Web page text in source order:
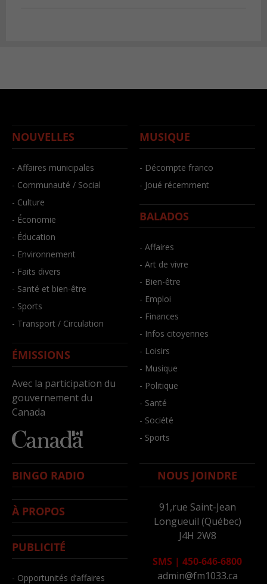
NOUVELLES
- Affaires municipales
- Communauté / Social
- Culture
- Économie
- Éducation
- Environnement
- Faits divers
- Santé et bien-être
- Sports
- Transport / Circulation
ÉMISSIONS
Avec la participation du
gouvernement du
Canada
MUSIQUE
- Décompte franco
- Joué récemment
BALADOS
- Affaires
- Art de vivre
- Bien-être
- Emploi
- Finances
- Infos citoyennes
- Loisirs
- Musique
- Politique
- Santé
- Société
- Sports
BINGO RADIO
À PROPOS
PUBLICITÉ
- Opportunités d’affaires
NOUS JOINDRE
91,rue Saint-Jean
Longueuil (Québec)
J4H 2W8
SMS | 450-646-6800
admin@fm1033.ca